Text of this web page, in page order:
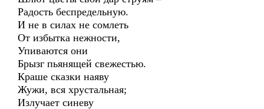
Радость беспредельную.
И не в силах не сомлеть
От избытка нежности,
Упиваются они
Брызг пьянящей свежестью.
Краше сказки наяву
Жужи, вся хрустальная;
Излучает синеву